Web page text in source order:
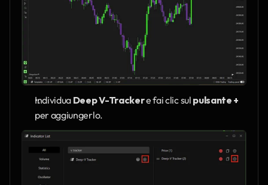
Individua Deep V-Tracker e fai clic sul pulsante +
per aggiungerlo.